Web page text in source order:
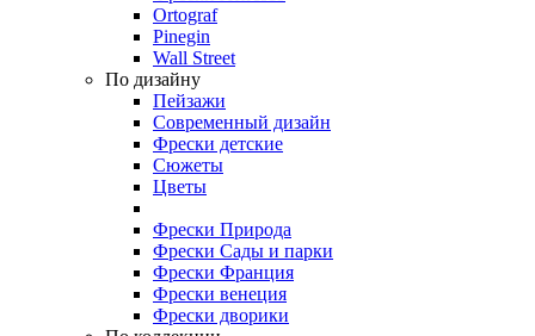
Ortograf
Pinegin
Wall Street
По дизайну
Пейзажи
Современный дизайн
Фрески детские
Сюжеты
Цветы
Фрески Природа
Фрески Сады и парки
Фрески Франция
Фрески венеция
Фрески дворики